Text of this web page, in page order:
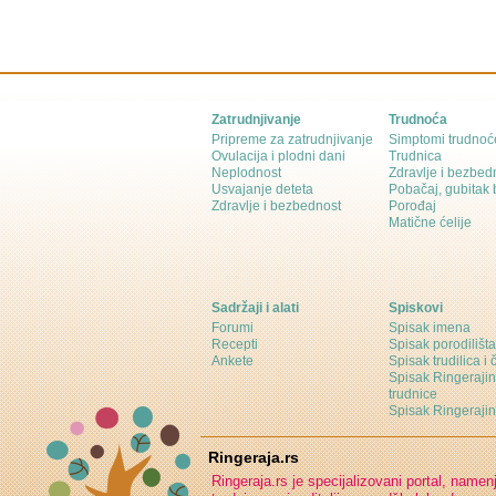
Zatrudnjivanje
Pripreme za zatrudnjivanje
Ovulacija i plodni dani
Neplodnost
Usvajanje deteta
Zdravlje i bezbednost
Trudnoća
Simptomi
Trudnica
Zdravlje i
Pobačaj, gubitak
Porođaj
Matične ćelije
Sadržaji i alati
Forumi
Recepti
Ankete
Spiskovi
Spisak imena
Spisak
Spisak trudilica i
Spisak
trudnice
Spisak
Ringeraja.rs
Ringeraja.rs je specijalizovani portal,